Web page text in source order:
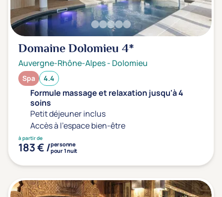
Domaine Dolomieu4*
Auvergne-Rhône-Alpes- Dolomieu
Spa 4.4
Formule massage et relaxation jusqu'à 4
soins
Petit déjeuner inclus
Accès à l'espace bien-être
à partir de
183 € /personne
pour 1 nuit